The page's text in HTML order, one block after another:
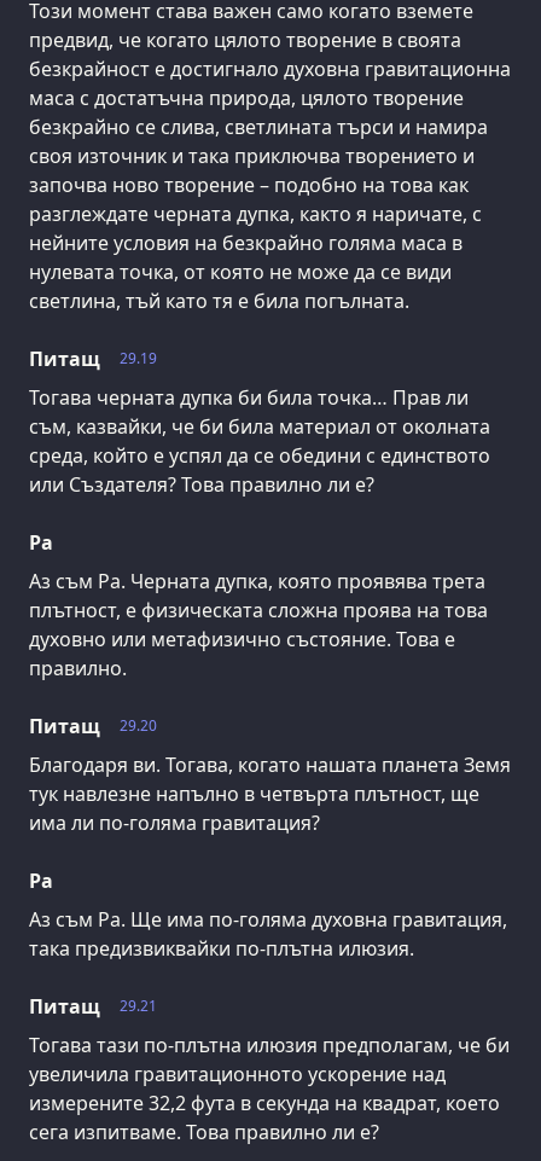
Този момент става важен само когато вземете
предвид, че когато цялото творение в своята
безкрайност е достигнало духовна гравитационна
маса с достатъчна природа, цялото творение
безкрайно се слива, светлината търси и намира
своя източник и така приключва творението и
започва ново творение – подобно на това как
разглеждате черната дупка, както я наричате, с
нейните условия на безкрайно голяма маса в
нулевата точка, от която не може да се види
светлина, тъй като тя е била погълната.
29.19
Питащ
Тогава черната дупка би била точка… Прав ли
съм, казвайки, че би била материал от околната
среда, който е успял да се обедини с единството
или Създателя? Това правилно ли е?
Ра
Аз съм Ра. Черната дупка, която проявява трета
плътност, е физическата сложна проява на това
духовно или метафизично състояние. Това е
правилно.
29.20
Питащ
Благодаря ви. Тогава, когато нашата планета Земя
тук навлезне напълно в четвърта плътност, ще
има ли по-голяма гравитация?
Ра
Аз съм Ра. Ще има по-голяма духовна гравитация,
така предизвиквайки по-плътна илюзия.
29.21
Питащ
Тогава тази по-плътна илюзия предполагам, че би
увеличила гравитационното ускорение над
измерените 32,2 фута в секунда на квадрат, което
сега изпитваме. Това правилно ли е?